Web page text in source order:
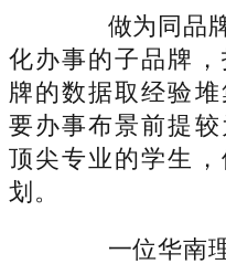
做为同品牌
化办事的子品牌
牌的数据取经验
要办事布景前提
顶尖专业的学生
划。
一位华南理